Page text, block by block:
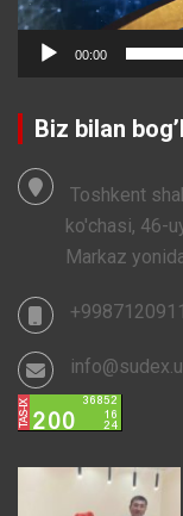
00:00
Biz bilan
Toshkent
ko'chasi, 46-
Markaz